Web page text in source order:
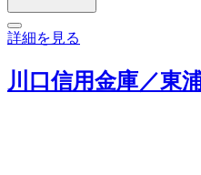
詳細を見る
川口信用金庫／東